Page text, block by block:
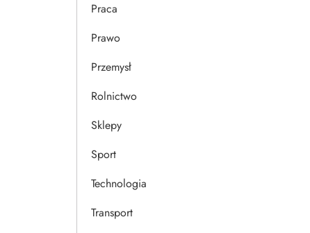
Praca
Prawo
Przemysł
Rolnictwo
Sklepy
Sport
Technologia
Transport